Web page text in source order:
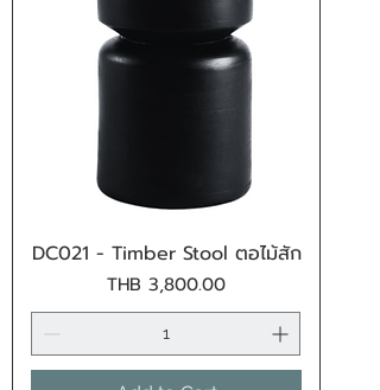
DC021 - Timber Stool ตอไม้สัก
Price
THB 3,800.00